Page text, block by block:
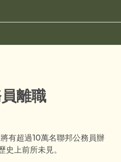
離職
有超過10萬名聯邦公務員辦
史上前所未見。